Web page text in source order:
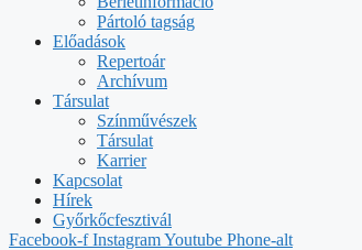
Pártoló tagság
Előadások
Repertoár
Archívum
Társulat
Színművészek
Társulat
Karrier
Kapcsolat
Hírek
Győrkőcfesztivál
Facebook-f InstagramYoutube Phone-alt